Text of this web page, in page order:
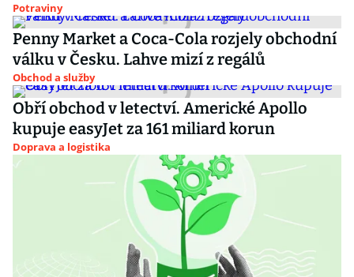
Potraviny
Penny Market a Coca-Cola rozjely obchodní
válku v Česku. Lahve mizí z regálů
Obchod a služby
Obří obchod v letectví. Americké Apollo
kupuje easyJet za 161 miliard korun
Doprava a logistika